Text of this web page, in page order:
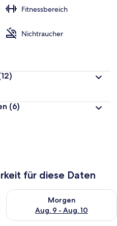
Fitnessbereich
Nichtraucher
(6)
für diese Daten
heute Nacht, Aug. 8 - Aug. 9.
Morgen
Aug. 9 - Aug. 10
Überprüfe die Verfügbarkeit